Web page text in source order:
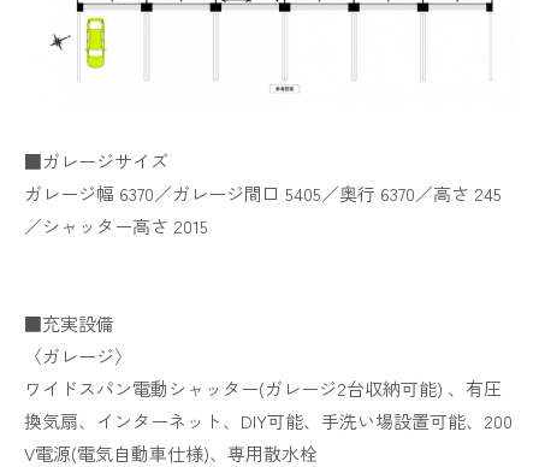
■ガレージサイズ
ガレージ幅 6370／ガレージ間口 5405／奥行 6370／高さ 245
／シャッター高さ 2015
■充実設備
〈ガレージ〉
ワイドスパン電動シャッター(ガレージ2台収納可能) 、有圧
換気扇、インターネット、DIY可能、手洗い場設置可能、200
V電源(電気自動車仕様)、専用散水栓